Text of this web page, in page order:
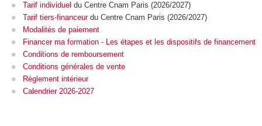
Tarif individuel du Centre Cnam Paris (2026/2027)
Tarif tiers-financeurdu Centre Cnam Paris (2026/2027)
Modalités de paiement
Financer ma formation - Les étapes et les dispositifs de financement
Conditions de remboursement
Conditions générales de vente
Règlement intérieur
Calendrier 2026-2027